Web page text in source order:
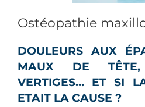
Ostéopathie
DOULEURS AUX
MAUX DE TÊTE,
VERTIGES… ET SI
ETAIT LA CAUSE ?